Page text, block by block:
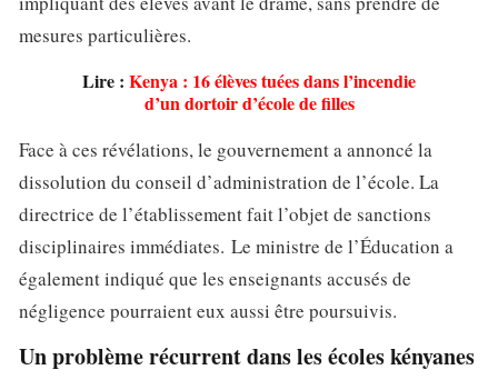
mesures particulières.
Lire : Kenya : 16 élèves tuées dans l’incendie
d’un dortoir d’école de filles
Face à ces révélations, le gouvernement a annoncé la
dissolution du conseil d’administration de l’école. La
directrice de l’établissement fait l’objet de sanctions
disciplinaires immédiates. Le ministre de l’Éducation a
également indiqué que les enseignants accusés de
négligence pourraient eux aussi être poursuivis.
Un problème récurrent dans les écoles kényanes